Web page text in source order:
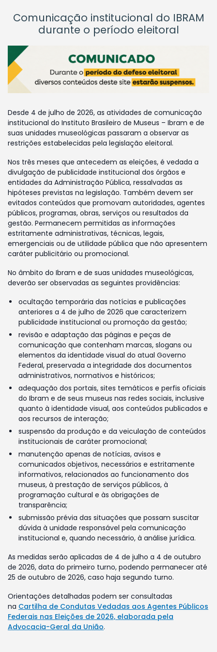
Comunicação institucional do IBRAM
durante o período eleitoral
Desde 4 de julho de 2026, as atividades de comunicação
institucional do Instituto Brasileiro de Museus – Ibram e de
suas unidades museológicas passaram a observar as
restrições estabelecidas pela legislação eleitoral.
Nos três meses que antecedem as eleições, é vedada a
divulgação de publicidade institucional dos órgãos e
entidades da Administração Pública, ressalvadas as
hipóteses previstas na legislação. Também devem ser
evitados conteúdos que promovam autoridades, agentes
públicos, programas, obras, serviços ou resultados da
gestão. Permanecem permitidas as informações
estritamente administrativas, técnicas, legais,
emergenciais ou de utilidade pública que não apresentem
caráter publicitário ou promocional.
No âmbito do Ibram e de suas unidades museológicas,
deverão ser observadas as seguintes providências:
ocultação temporária das notícias e publicações
anteriores a 4 de julho de 2026 que caracterizem
publicidade institucional ou promoção da gestão;
revisão e adaptação das páginas e peças de
comunicação que contenham marcas, slogans ou
elementos da identidade visual do atual Governo
Federal, preservada a integridade dos documentos
administrativos, normativos e históricos;
adequação dos portais, sites temáticos e perfis oficiais
do Ibram e de seus museus nas redes sociais, inclusive
quanto à identidade visual, aos conteúdos publicados e
aos recursos de interação;
suspensão da produção e da veiculação de conteúdos
institucionais de caráter promocional;
manutenção apenas de notícias, avisos e
comunicados objetivos, necessários e estritamente
informativos, relacionados ao funcionamento dos
museus, à prestação de serviços públicos, à
programação cultural e às obrigações de
transparência;
submissão prévia das situações que possam suscitar
dúvida à unidade responsável pela comunicação
institucional e, quando necessário, à análise jurídica.
As medidas serão aplicadas de 4 de julho a 4 de outubro
de 2026, data do primeiro turno, podendo permanecer até
25 de outubro de 2026, caso haja segundo turno.
Orientações detalhadas podem ser consultadas
na Cartilha de Condutas Vedadas aos Agentes Públicos
Federais nas Eleições de 2026, elaborada pela
Advocacia-Geral da União.